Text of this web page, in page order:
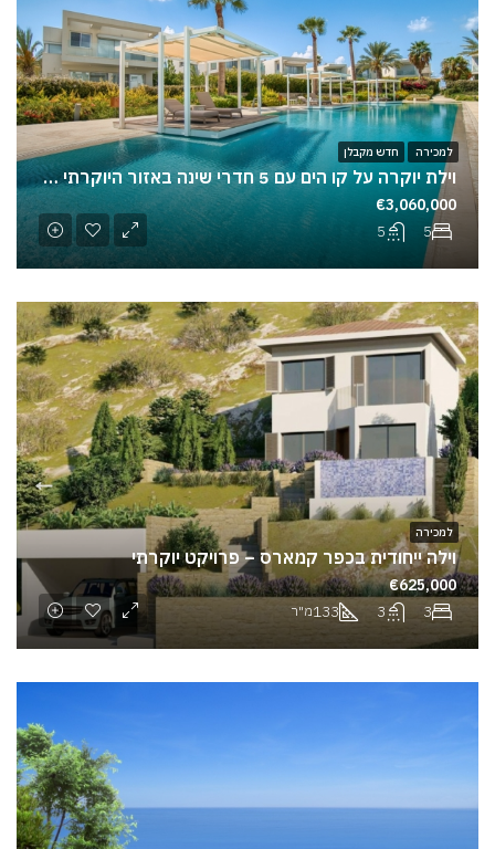
וילת יוקרה על קו הים עם 5 חדרי שינה באזור היוקרתי ביותר בפאפוס
5
5
€3,060,000
למכירה חדש מקבלן
וילה ייחודית בכפר קמארס – פרויקט יוקרתי
3
3
133מ"ר
€625,000
למכירה